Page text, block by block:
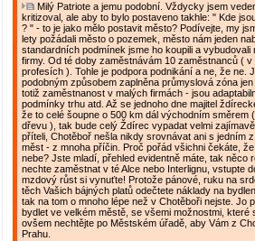
Milý Patriote a jemu podobní. Vždycky jsem
kritizoval, ale aby to bylo postaveno takhle: " Kde
? " - to je jako mělo postavit město? Podívejte, my
lety požádali město o pozemek, město nám jeden
standardních podmínek jsme ho koupili a vybudovali
firmy. Od té doby zaměstnávám 10 zaměstnanců (
profesích ). Tohle je podpora podnikání a ne, že ne.
podobným způsobem zaplněna průmyslová zóna
totiž zaměstnanost v malých firmách - jsou
podmínky trhu atd. Až se jednoho dne majitel
že to celé šoupne o 500 km dál východním směrem
dřevu ), tak bude celý Ždírec vypadat velmi
příteli, Chotěboř nešla nikdy srovnávat ani s jedním
měst - z mnoha příčin. Proč pořád všichni čekáte,
nebe? Jste mladí, přehled evidentně máte, tak něco
nechte zaměstnat v té Alce nebo Interlignu, vstupte
mzdový růst si vynuťte! Protože pánové, ruku na
těch Vašich bájných platů odečtete náklady na
tak na tom o mnoho lépe než v Chotěboři nejste. Jo
bydlet ve velkém městě, se všemi možnostmi, které
ovšem nechtějte po Městském úřadě, aby Vám z
Prahu.